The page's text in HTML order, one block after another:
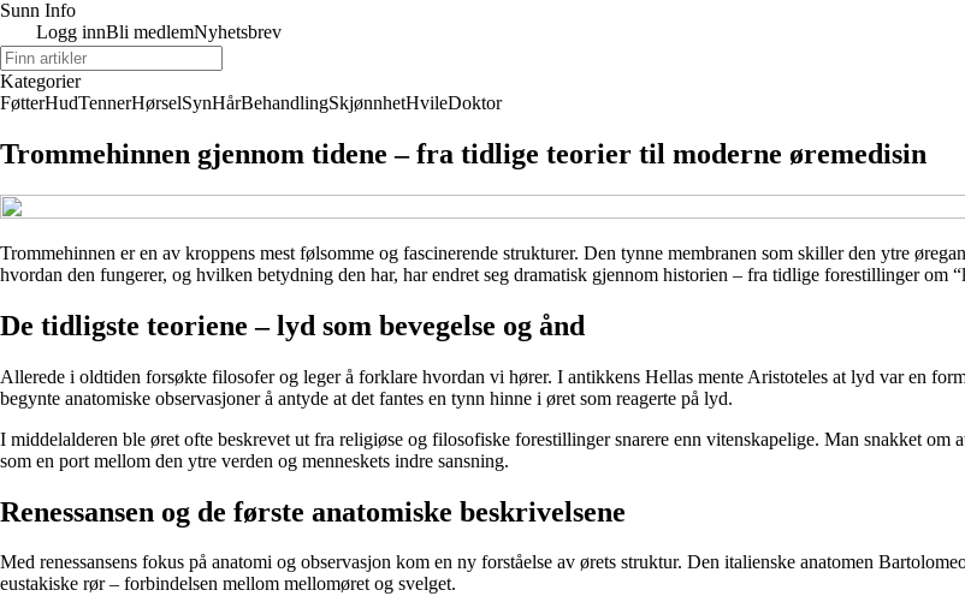
Sunn Info
Logg innBli medlemNyhetsbrev
Kategorier
FøtterHudTennerHørselSynHårBehandlingSkjønnhetHvileDoktor
Trommehinnen gjennom tidene – fra tidlige teorier til moderne øremedisin
Trommehinnen er en av kroppens mest følsomme og fascinerende strukturer. Den tynne membranen som skiller den ytre
hvordan den fungerer, og hvilken betydning den har, har endret seg dramatisk gjennom historien – fra tidlige forestillinger om
De tidligste teoriene – lyd som bevegelse og ånd
Allerede i oldtiden forsøkte filosofer og leger å forklare hvordan vi hører. I antikkens Hellas mente Aristoteles at lyd var en
begynte anatomiske observasjoner å antyde at det fantes en tynn hinne i øret som reagerte på lyd.
I middelalderen ble øret ofte beskrevet ut fra religiøse og filosofiske forestillinger snarere enn vitenskapelige. Man snakket om
som en port mellom den ytre verden og menneskets indre sansning.
Renessansen og de første anatomiske beskrivelsene
Med renessansens fokus på anatomi og observasjon kom en ny forståelse av ørets struktur. Den italienske anatomen
eustakiske rør – forbindelsen mellom mellomøret og svelget.